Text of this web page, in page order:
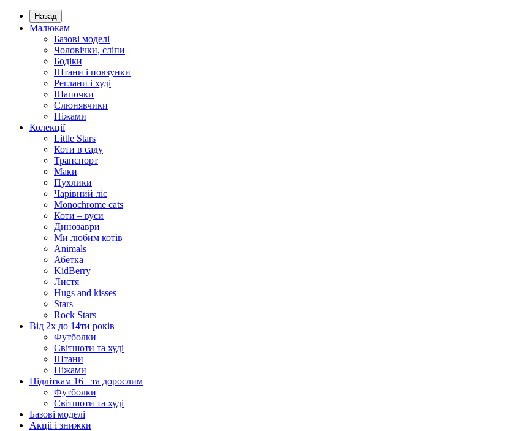
Назад
Малюкам
Базові моделі
Чоловічки, сліпи
Бодіки
Штани і повзунки
Реглани і худі
Шапочки
Слюнявчики
Піжами
Колекції
Little Stars
Коти в саду
Транспорт
Маки
Пухлики
Чарівний ліс
Monochrome cats
Коти – вуси
Динозаври
Ми любим котів
Animals
Абетка
KidBerry
Листя
Hugs and kisses
Stars
Rock Stars
Від 2х до 14ти років
Футболки
Світшоти та худі
Штани
Піжами
Підліткам 16+ та дорослим
Футболки
Світшоти та худі
Базові моделі
Акціі і знижки